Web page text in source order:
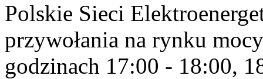
Polskie Sieci
przywołania na rynku
godzinach 17:00 - 18:00,